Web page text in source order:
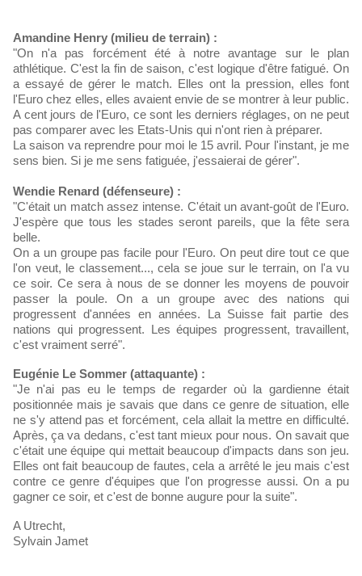
Amandine Henry (milieu de terrain) :
"On n'a pas forcément été à notre avantage sur le plan
athlétique. C'est la fin de saison, c'est logique d'être fatigué. On
a essayé de gérer le match. Elles ont la pression, elles font
l'Euro chez elles, elles avaient envie de se montrer à leur public.
A cent jours de l'Euro, ce sont les derniers réglages, on ne peut
pas comparer avec les Etats-Unis qui n'ont rien à préparer.
La saison va reprendre pour moi le 15 avril. Pour l'instant, je me
sens bien. Si je me sens fatiguée, j'essaierai de gérer".
Wendie Renard (défenseure) :
"C'était un match assez intense. C'était un avant-goût de l'Euro.
J'espère que tous les stades seront pareils, que la fête sera
belle.
On a un groupe pas facile pour l'Euro. On peut dire tout ce que
l'on veut, le classement..., cela se joue sur le terrain, on l'a vu
ce soir. Ce sera à nous de se donner les moyens de pouvoir
passer la poule. On a un groupe avec des nations qui
progressent d'années en années. La Suisse fait partie des
nations qui progressent. Les équipes progressent, travaillent,
c'est vraiment serré".
Eugénie Le Sommer (attaquante) :
"Je n'ai pas eu le temps de regarder où la gardienne était
positionnée mais je savais que dans ce genre de situation, elle
ne s'y attend pas et forcément, cela allait la mettre en difficulté.
Après, ça va dedans, c'est tant mieux pour nous. On savait que
c'était une équipe qui mettait beaucoup d'impacts dans son jeu.
Elles ont fait beaucoup de fautes, cela a arrêté le jeu mais c'est
contre ce genre d'équipes que l'on progresse aussi. On a pu
gagner ce soir, et c'est de bonne augure pour la suite".
A Utrecht,
Sylvain Jamet